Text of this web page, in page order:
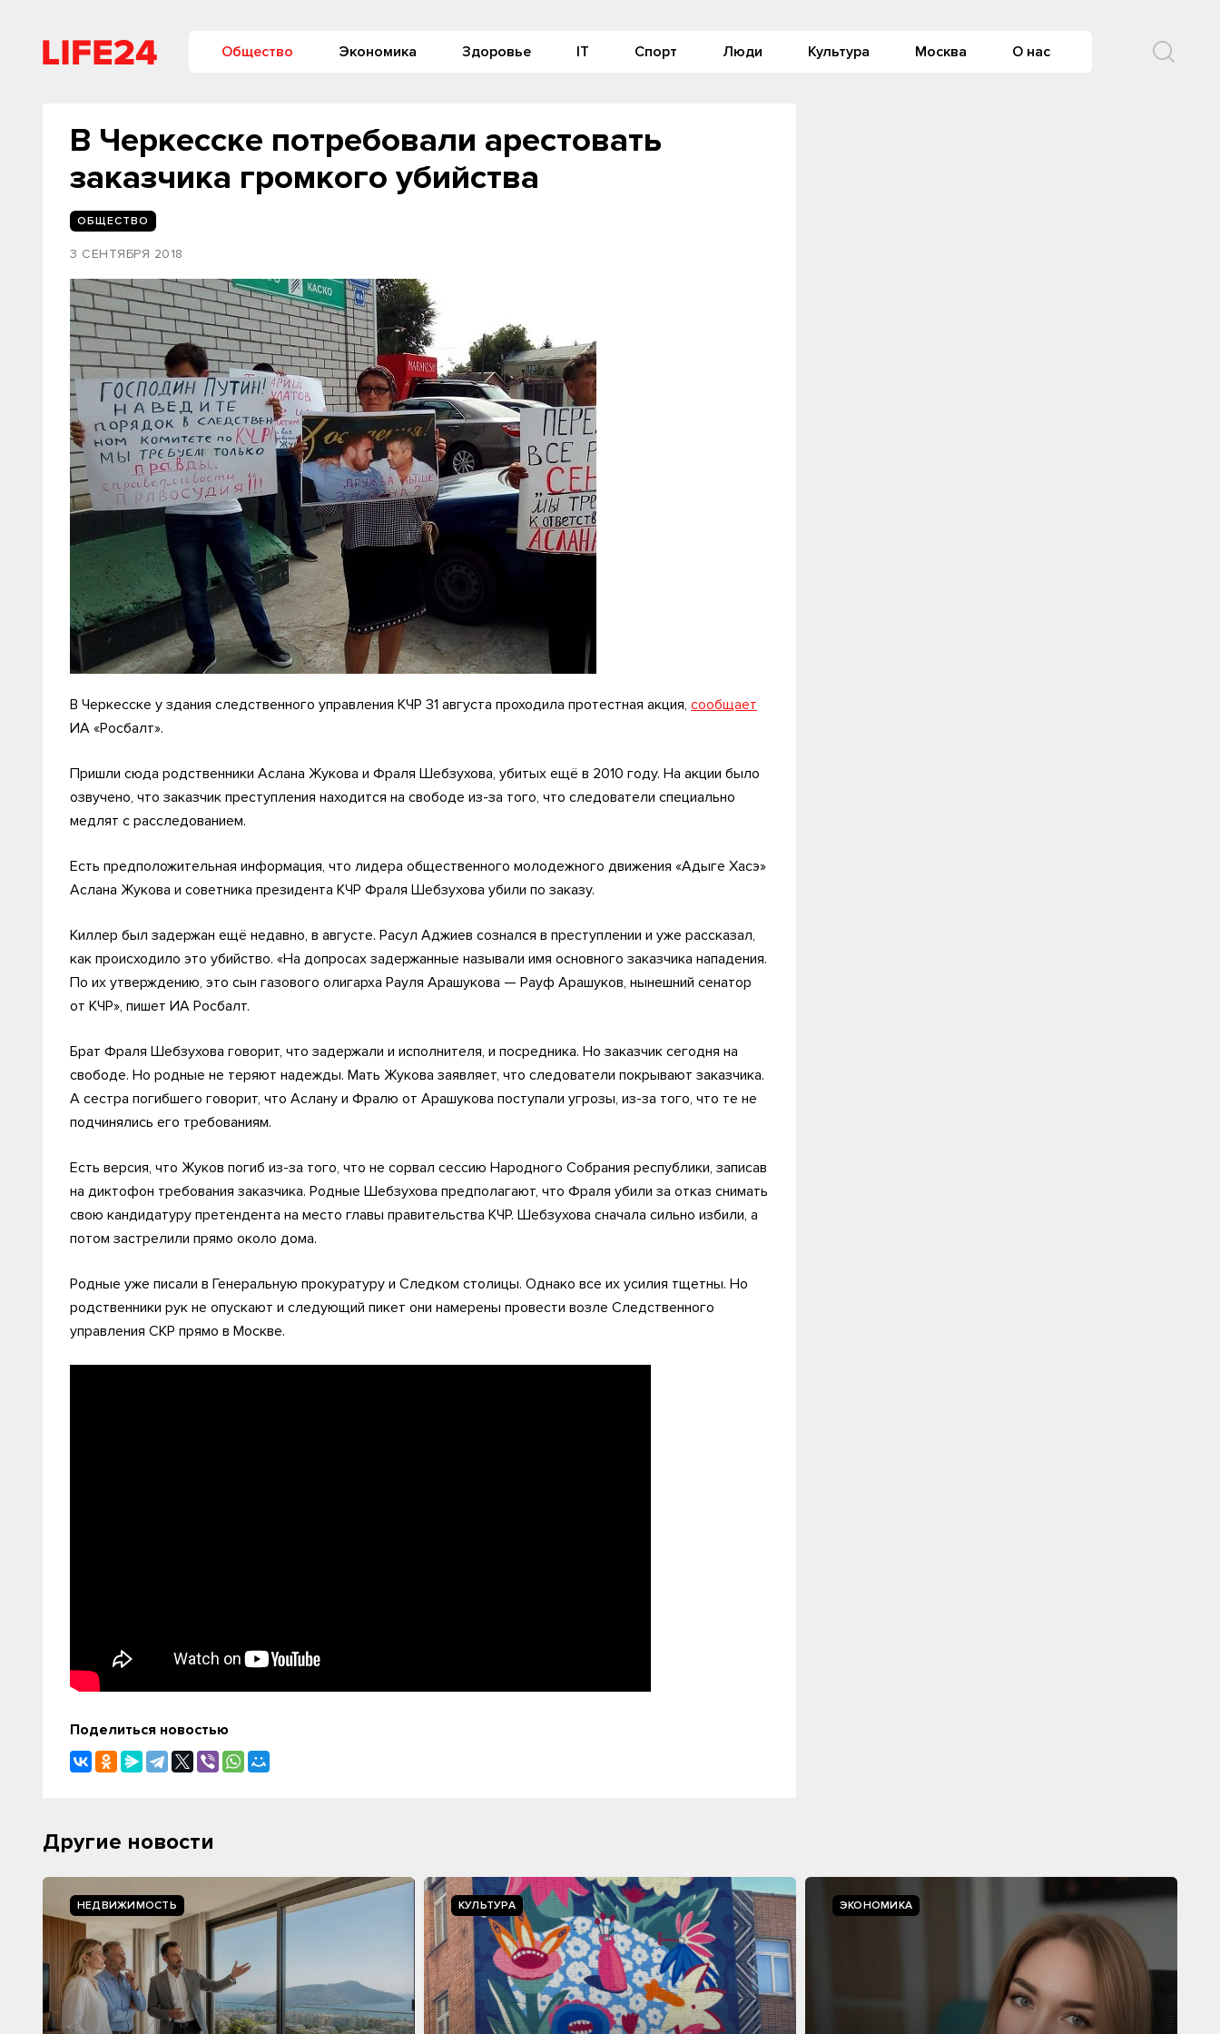
Общество Экономика Здоровье IT Спорт Люди Культура Москва О нас
В Черкесске потребовали арестовать
заказчика громкого убийства
ОБЩЕСТВО
3 СЕНТЯБРЯ 2018
В Черкесске у здания следственного управления КЧР 31 августа проходила протестная акция, сообщает
ИА «Росбалт».
Пришли сюда родственники Аслана Жукова и Фраля Шебзухова, убитых ещё в 2010 году. На акции было
озвучено, что заказчик преступления находится на свободе из-за того, что следователи специально
медлят с расследованием.
Есть предположительная информация, что лидера общественного молодежного движения «Адыге Хасэ»
Аслана Жукова и советника президента КЧР Фраля Шебзухова убили по заказу.
Киллер был задержан ещё недавно, в августе. Расул Аджиев сознался в преступлении и уже рассказал,
как происходило это убийство. «На допросах задержанные называли имя основного заказчика нападения.
По их утверждению, это сын газового олигарха Рауля Арашукова — Pауф Арашуков, нынешний сенатор
от КЧР», пишет ИА Росбалт.
Брат Фраля Шебзухова говорит, что задержали и исполнителя, и посредника. Но заказчик сегодня на
свободе. Но родные не теряют надежды. Мать Жукова заявляет, что следователи покрывают заказчика.
А сестра погибшего говорит, что Аслану и Фралю от Арашукова поступали угрозы, из-за того, что те не
подчинялись его требованиям.
Есть версия, что Жуков погиб из-за того, что не сорвал сессию Народного Собрания республики, записав
на диктофон требования заказчика. Родные Шебзухова предполагают, что Фраля убили за отказ снимать
свою кандидатуру претендента на место главы правительства КЧР. Шебзухова сначала сильно избили, а
потом застрелили прямо около дома.
Родные уже писали в Генеральную прокуратуру и Следком столицы. Однако все их усилия тщетны. Но
родственники рук не опускают и следующий пикет они намерены провести возле Следственного
управления СКР прямо в Москве.
Поделиться новостью
Другие новости
НЕДВИЖИМОСТЬ КУЛЬТУРА ЭКОНОМИКА